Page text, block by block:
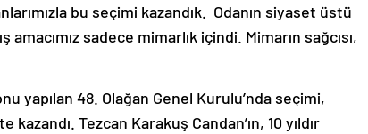
bu seçimi kazandık. Odanın siyaset üstü
sadece mimarlık içindi. Mimarın sağcısı,
yapılan 48. Olağan Genel Kurulu’nda seçimi,
Tezcan Karakuş Candan’ın, 10 yıldır